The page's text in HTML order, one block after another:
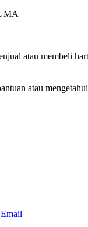
atau membeli
atau
Email